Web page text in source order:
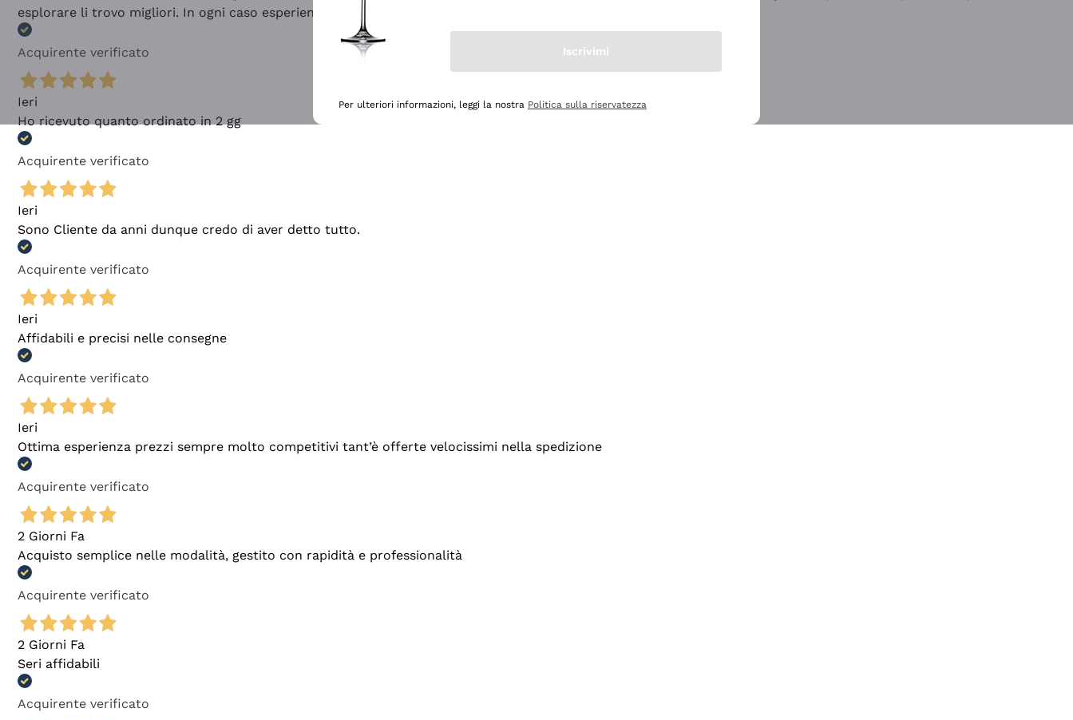
esplorare li trovo migliori. In ogni caso esperienza buona e lo consiglio! 👍
Acquirente verificato
Ieri
Ho ricevuto quanto ordinato in 2 gg
Acquirente verificato
Ieri
Sono Cliente da anni dunque credo di aver detto tutto.
Acquirente verificato
Ieri
Affidabili e precisi nelle consegne
Acquirente verificato
Ieri
Ottima esperienza prezzi sempre molto competitivi tant’è offerte velocissimi nella spedizione
Acquirente verificato
2 Giorni Fa
Acquisto semplice nelle modalità, gestito con rapidità e professionalità
Acquirente verificato
2 Giorni Fa
Seri affidabili
Acquirente verificato
Iscrivimi
Per ulteriori informazioni, leggi la nostra Politica sulla riservatezza